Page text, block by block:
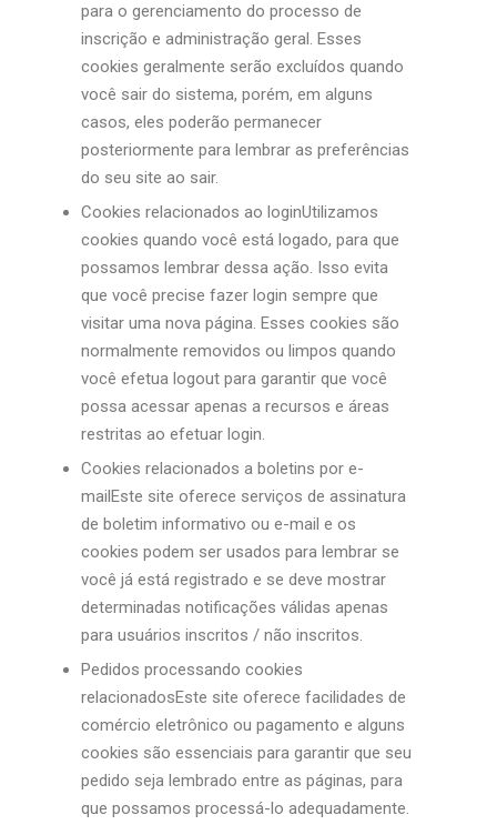
para o gerenciamento do processo de
inscrição e administração geral. Esses
cookies geralmente serão excluídos quando
você sair do sistema, porém, em alguns
casos, eles poderão permanecer
posteriormente para lembrar as preferências
do seu site ao sair.
Cookies relacionados ao loginUtilizamos
cookies quando você está logado, para que
possamos lembrar dessa ação. Isso evita
que você precise fazer login sempre que
visitar uma nova página. Esses cookies são
normalmente removidos ou limpos quando
você efetua logout para garantir que você
possa acessar apenas a recursos e áreas
restritas ao efetuar login.
Cookies relacionados a boletins por e-
mailEste site oferece serviços de assinatura
de boletim informativo ou e-mail e os
cookies podem ser usados ​​para lembrar se
você já está registrado e se deve mostrar
determinadas notificações válidas apenas
para usuários inscritos / não inscritos.
Pedidos processando cookies
relacionadosEste site oferece facilidades de
comércio eletrônico ou pagamento e alguns
cookies são essenciais para garantir que seu
pedido seja lembrado entre as páginas, para
que possamos processá-lo adequadamente.